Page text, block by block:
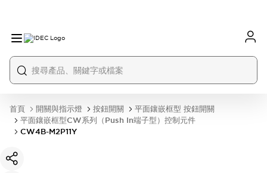
首頁 開關與指示燈 按鈕開關
平面鑲嵌框型 按鈕開關
平面鑲嵌框型CW系列（Push In端子型）控制元件
CW4B-M2P11Y